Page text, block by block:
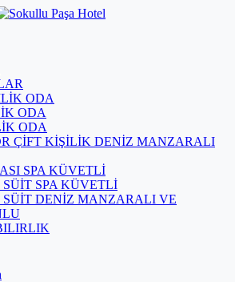
ODA
ODA
ODA
ÇİFT KİŞİLİK DENİZ MANZARALI
SPA KÜVETLİ
SPA KÜVETLİ
DENİZ MANZARALI VE